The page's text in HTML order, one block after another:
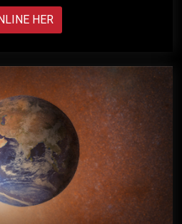
HER